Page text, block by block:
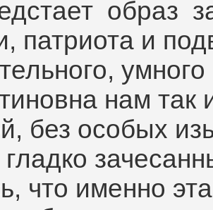
образ
патриота и
нам так
без особых
что именно